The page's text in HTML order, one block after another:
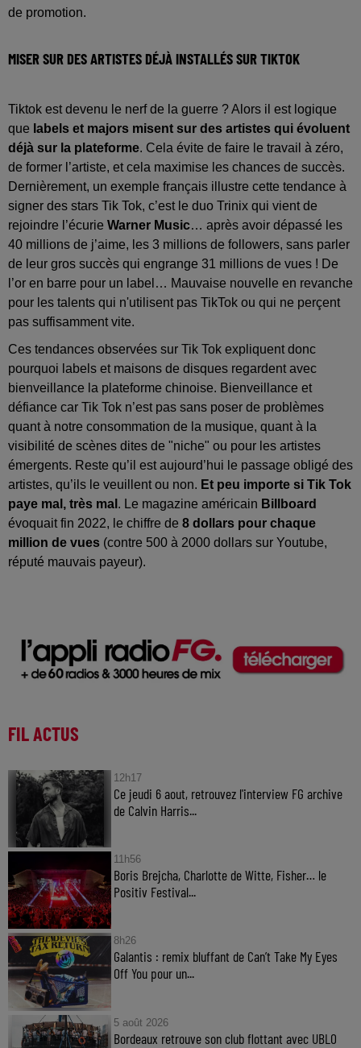
de promotion.
MISER SUR DES ARTISTES DÉJÀ INSTALLÉS SUR TIKTOK
Tiktok est devenu le nerf de la guerre ? Alors il est logique
que labels et majors misent sur des artistes qui évoluent
déjà sur la plateforme. Cela évite de faire le travail à zéro,
de former l’artiste, et cela maximise les chances de succès.
Dernièrement, un exemple français illustre cette tendance à
signer des stars Tik Tok, c’est le duo Trinix qui vient de
rejoindre l’écurie Warner Music… après avoir dépassé les
40 millions de j’aime, les 3 millions de followers, sans parler
de leur gros succès qui engrange 31 millions de vues ! De
l’or en barre pour un label… Mauvaise nouvelle en revanche
pour les talents qui n'utilisent pas TikTok ou qui ne perçent
pas suffisamment vite.
Ces tendances observées sur Tik Tok expliquent donc
pourquoi labels et maisons de disques regardent avec
bienveillance la plateforme chinoise. Bienveillance et
défiance car Tik Tok n’est pas sans poser de problèmes
quant à notre consommation de la musique, quant à la
visibilité de scènes dites de "niche" ou pour les artistes
émergents. Reste qu’il est aujourd’hui le passage obligé des
artistes, qu’ils le veuillent ou non. Et peu importe si Tik Tok
paye mal, très mal . Le magazine américain Billboard
évoquait fin 2022, le chiffre de 8 dollars pour chaque
million de vues (contre 500 à 2000 dollars sur Youtube,
réputé mauvais payeur).
FIL ACTUS
12h17
Ce jeudi 6 aout, retrouvez l'interview FG archive
de Calvin Harris...
11h56
Boris Brejcha, Charlotte de Witte, Fisher… le
Positiv Festival...
8h26
Galantis : remix bluffant de Can’t Take My Eyes
Off You pour un...
5 août 2026
Bordeaux retrouve son club flottant avec UBLO